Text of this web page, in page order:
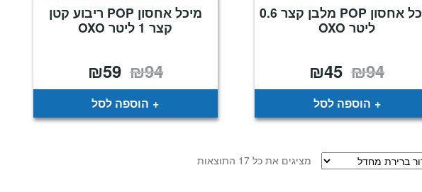
מיכל אחסון POP מלבן קצר 0.6
ליטר OXO
₪94 המחיר
המקורי
היה:
₪94.
₪45
הוא:
הוספה לסל
מיכל אחסון POP ריבוע קטן
קצר 1 ליטר OXO
₪94 המחיר
המקורי
היה:
₪59
הוא:
הוספה לסל
מציגים את כל ⁦17⁩ התוצאות